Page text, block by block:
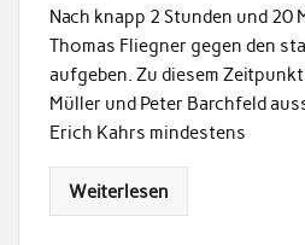
Nach knapp 2 Stunden und 20
Thomas Fliegner gegen den
aufgeben. Zu diesem
Müller und Peter Barchfeld
Erich Kahrs mindestens
Weiterlesen